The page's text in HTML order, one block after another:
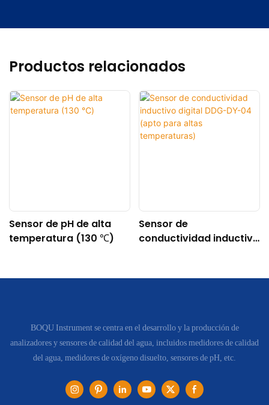
Productos relacionados
Sensor de pH de alta
temperatura (130 ℃)
Sensor de
conductividad inductivo
temperaturas)
BOQU Instrument se centra en el desarrollo y la producción de
analizadores y sensores de calidad del agua, incluidos medidores de calidad
del agua, medidores de oxígeno disuelto, sensores de pH, etc.